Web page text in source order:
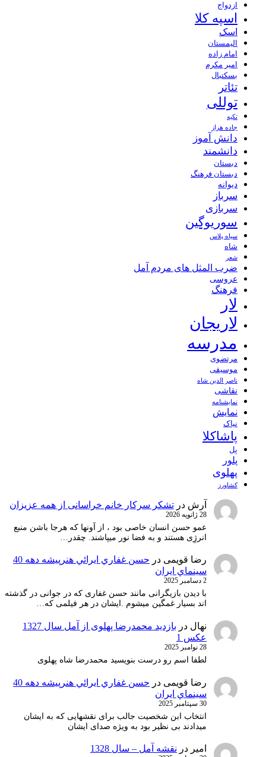
ازدواج
اسپه کلا
اسک
الیمستان
امام زاده
امیر مکرم
بسکتبال
تئاتر
توللی
تکیه
جاده هراز
دانش آموز
دانشمند
دبستان
دبستان فرهنگ
دیوانه
سرباز
سربازی
سوریوگین
سیاه پلاس
شاه
شعر
ضرب المثل های مردم آمل
عروسی
فرهنگ
لار
لاریجان
مدرسه
مرتضوی
موسیقی
ناصر الدین شاه
نقاشی
نمايشنامه
نمایش
نیاک
پاشاکلا
پل
پلور
پهلوی
کشاورز
آرش در تشکر سرکار خانم خراسانی از همه عزیزان
28 ژانویه 2026
عمو حسن انسان خاصی بود ، از آونها که هرجا باشن منبع
انرژِی هستند و به فضا نور میپاشند. چقدر…
رضا قویمی در
حسن غفاري ايرائي هنرپيشه دهه 40
سينماي ايران
2 دسامبر 2025
با دیدن بازیگرانی مانند حسن غفاری که در جوانی در گذشته
اند بسیار غمگین میشوم .ایشان در هر فیلمی که…
نهال در
بازدید محمدرضا پهلوی از آمل سال 1327
عکس 1
28 نوامبر 2025
لطفا اسم رو درست بنویسید محمدرضا شاه پهلوی
رضا قویمی در
حسن غفاري ايرائي هنرپيشه دهه 40
سينماي ايران
30 سپتامبر 2025
انتخاب ابن شخصیت جالب برای نقشهایی که به ایشان
میدادند بی نظیر بود به ویژه صدای ایشان
امیر در نقشه آمل – سال 1328